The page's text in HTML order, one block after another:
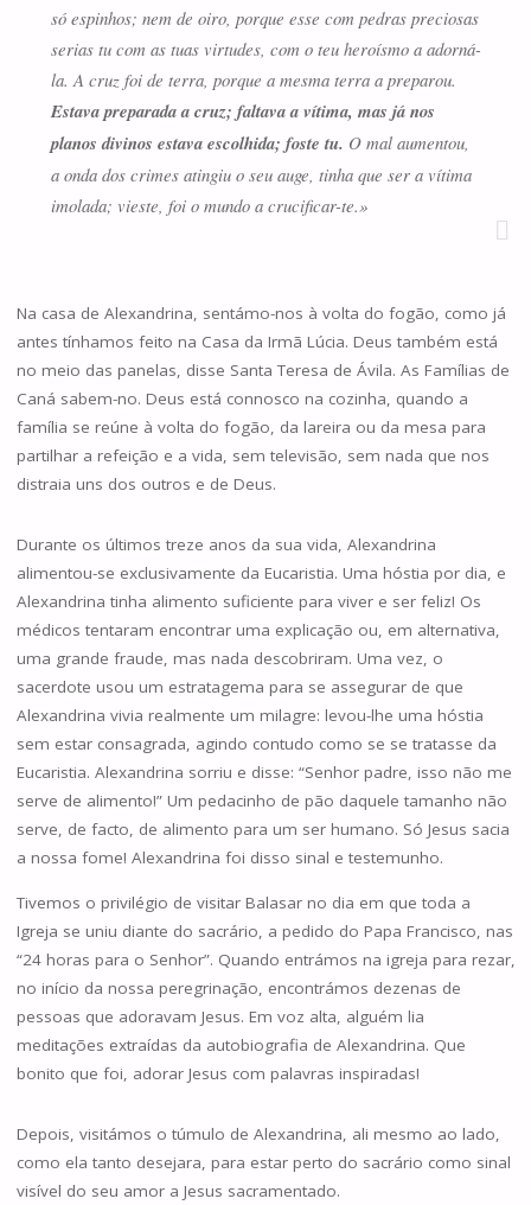
só espinhos; nem de oiro, porque esse com pedras preciosas
serias tu com as tuas virtudes, com o teu heroísmo a adorná-
la. A cruz foi de terra, porque a mesma terra a preparou.
Estava preparada a cruz; faltava a vítima, mas já nos
planos divinos estava escolhida; foste tu. O mal aumentou,
a onda dos crimes atingiu o seu auge, tinha que ser a vítima
imolada; vieste, foi o mundo a crucificar-te.»
Na casa de Alexandrina, sentámo-nos à volta do fogão, como já
antes tínhamos feito na Casa da Irmã Lúcia. Deus também está
no meio das panelas, disse Santa Teresa de Ávila. As Famílias de
Caná sabem-no. Deus está connosco na cozinha, quando a
família se reúne à volta do fogão, da lareira ou da mesa para
partilhar a refeição e a vida, sem televisão, sem nada que nos
distraia uns dos outros e de Deus.
Durante os últimos treze anos da sua vida, Alexandrina
alimentou-se exclusivamente da Eucaristia. Uma hóstia por dia, e
Alexandrina tinha alimento suficiente para viver e ser feliz! Os
médicos tentaram encontrar uma explicação ou, em alternativa,
uma grande fraude, mas nada descobriram. Uma vez, o
sacerdote usou um estratagema para se assegurar de que
Alexandrina vivia realmente um milagre: levou-lhe uma hóstia
sem estar consagrada, agindo contudo como se se tratasse da
Eucaristia. Alexandrina sorriu e disse: “Senhor padre, isso não me
serve de alimento!” Um pedacinho de pão daquele tamanho não
serve, de facto, de alimento para um ser humano. Só Jesus sacia
a nossa fome! Alexandrina foi disso sinal e testemunho.
Tivemos o privilégio de visitar Balasar no dia em que toda a
Igreja se uniu diante do sacrário, a pedido do Papa Francisco, nas
“24 horas para o Senhor”. Quando entrámos na igreja para rezar,
no início da nossa peregrinação, encontrámos dezenas de
pessoas que adoravam Jesus. Em voz alta, alguém lia
meditações extraídas da autobiografia de Alexandrina. Que
bonito que foi, adorar Jesus com palavras inspiradas!
Depois, visitámos o túmulo de Alexandrina, ali mesmo ao lado,
como ela tanto desejara, para estar perto do sacrário como sinal
visível do seu amor a Jesus sacramentado.